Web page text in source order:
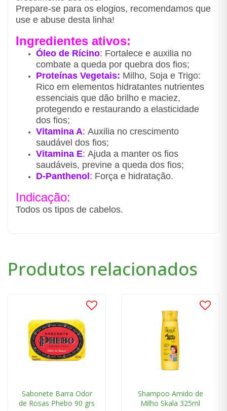
Prepare-se para os elogios, recomendamos que
use e abuse desta linha!
Ingredientes ativos:
Óleo de Rícino: Fortalece e auxilia no
combate a queda por quebra dos fios;
Proteínas Vegetais: Milho, Soja e Trigo:
Rico em elementos hidratantes nutrientes
essenciais que dão brilho e maciez,
protegendo e restaurando a elasticidade
dos fios;
Vitamina A: Auxilia no crescimento
saudável dos fios;
Vitamina E: Ajuda a manter os fios
saudáveis, previne a queda dos fios;
D-Panthenol : Força e hidratação.
Indicação:
Todos os tipos de cabelos.
Produtos relacionados
Sabonete Barra Odor
de Rosas Phebo 90 grs
Shampoo Amido de
Milho Skala 325ml